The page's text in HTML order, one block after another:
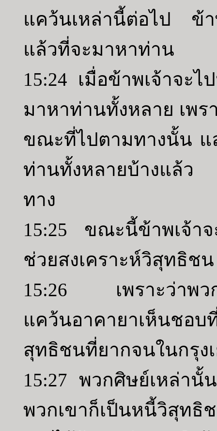
แคว้นเหล่านี้ต่อไป ข้า
แล้วที่จะมาหาท่าน
15:24 เมื่อข้าพเจ้าจะไ
มาหาท่านทั้งหลาย เพร
ขณะที่ไปตามทางนั้น แ
ท่านทั้งหลายบ้างแล้ว
ทาง
15:25 ขณะนี้ข้าพเจ้าจ
ช่วยสงเคราะห์วิสุทธิชน
15:26 เพราะว่าพวก
แคว้นอาคายาเห็นชอ
สุทธิชนที่ยากจนในกรุง
15:27 พวกศิษย์เหล่านั้
พวกเขาก็เป็นหนี้วิสุท